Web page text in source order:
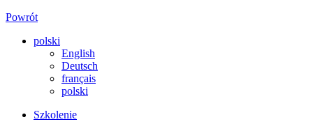
Powrót
polski
English
Deutsch
français
polski
Szkolenie